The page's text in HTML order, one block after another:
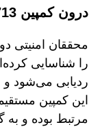
درون کمپین STAC4713